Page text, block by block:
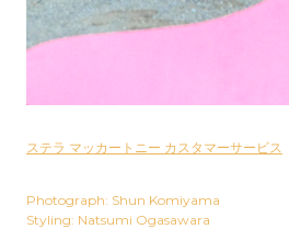
ステラ マッカートニー カスタマーサービス
Photograph: Shun Komiyama
Styling: Natsumi Ogasawara